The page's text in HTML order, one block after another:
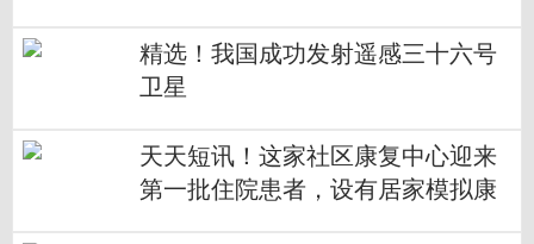
精选！我国成功发射遥感三十六号
卫星
天天短讯！这家社区康复中心迎来
第一批住院患者，设有居家模拟康